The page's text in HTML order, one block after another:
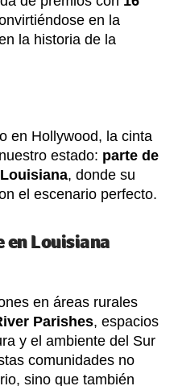
en la
la historia de la
en Hollywood, la cinta
estado: parte de
, donde su
el escenario perfecto.
Louisiana
en áreas rurales
Parishes, espacios
y el ambiente del Sur
comunidades no
sino que también